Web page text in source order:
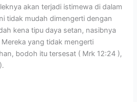
akan terjadi istimewa di dalam
tidak mudah dimengerti dengan
kena tipu daya setan, nasibnya
Mereka yang tidak mengerti
bodoh itu tersesat ( Mrk 12:24 ),